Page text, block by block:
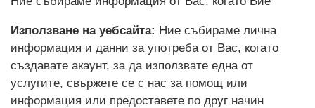
Използване на уебсайта: Ние събираме лична
информация и данни за употреба от Вас, когато
създавате акаунт, за да използвате една от
услугите, свържете се с нас за помощ или
информация или предоставете по друг начин